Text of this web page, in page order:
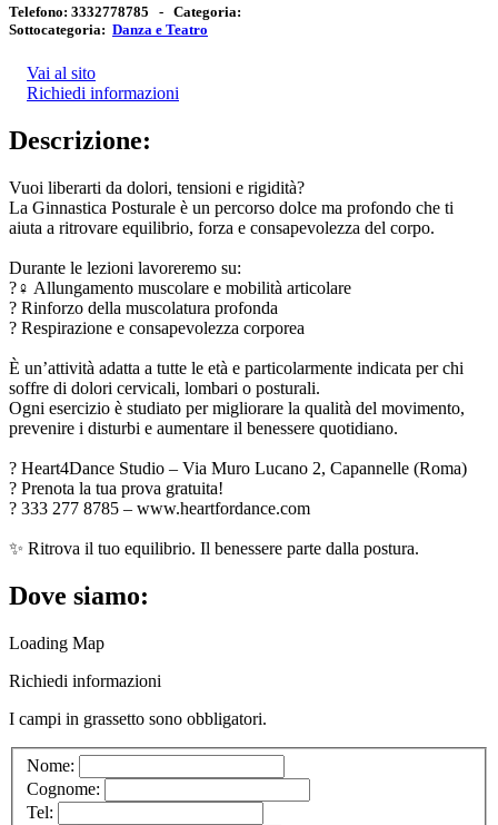
Telefono: 3332778785 - Categoria:
Sottocategoria: Danza e Teatro
Vai al sito
Richiedi informazioni
Descrizione:
Vuoi liberarti da dolori, tensioni e rigidità?
La Ginnastica Posturale è un percorso dolce ma profondo che ti
aiuta a ritrovare equilibrio, forza e consapevolezza del corpo.
Durante le lezioni lavoreremo su:
?‍♀️ Allungamento muscolare e mobilità articolare
? Rinforzo della muscolatura profonda
? Respirazione e consapevolezza corporea
È un’attività adatta a tutte le età e particolarmente indicata per chi
soffre di dolori cervicali, lombari o posturali.
Ogni esercizio è studiato per migliorare la qualità del movimento,
prevenire i disturbi e aumentare il benessere quotidiano.
? Heart4Dance Studio – Via Muro Lucano 2, Capannelle (Roma)
? Prenota la tua prova gratuita!
? 333 277 8785 – www.heartfordance.com
✨ Ritrova il tuo equilibrio. Il benessere parte dalla postura.
Dove siamo:
Loading Map
Richiedi informazioni
I campi in grassetto sono obbligatori.
Nome:
Cognome:
Tel: